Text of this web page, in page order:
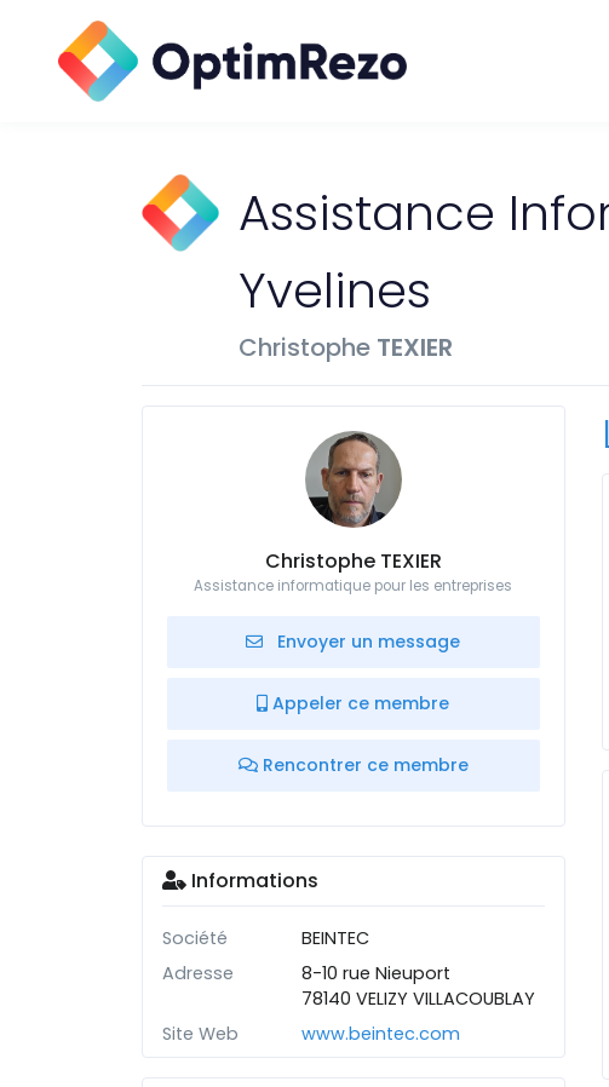
Assistance
Yvelines
Christophe TEXIER
Christophe TEXIER
Assistance informatique pour les entreprises
Envoyer un message
Appeler ce membre
Rencontrer ce membre
Informations
Société
BEINTEC
Adresse
8-10 rue Nieuport
78140 VELIZY VILLACOUBLAY
Site Web
www.beintec.com